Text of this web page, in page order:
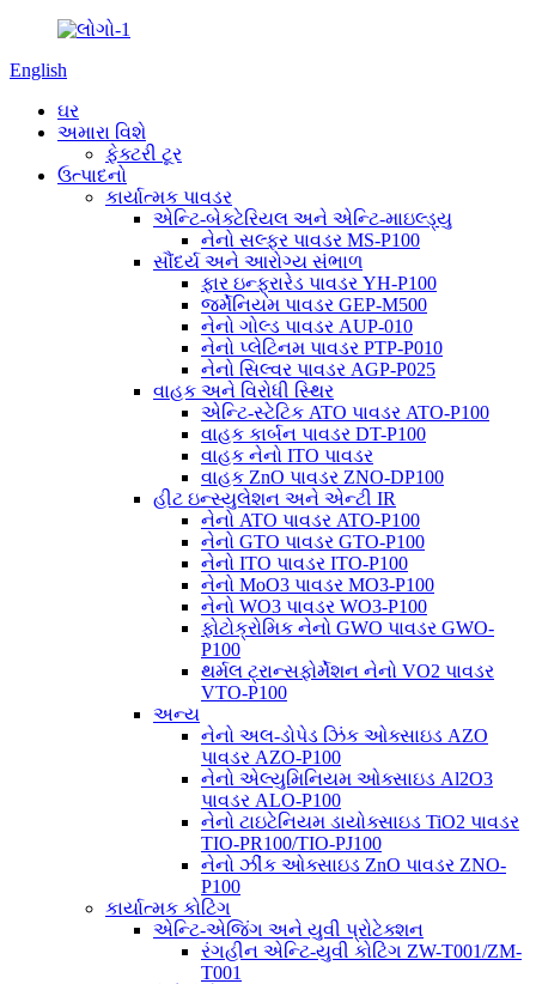
English
ઘર
અમારા વિશે
ફેક્ટરી ટૂર
ઉત્પાદનો
કાર્યાત્મક પાવડર
એન્ટિ-બેક્ટેરિયલ અને એન્ટિ-માઇલ્ડ્યુ
નેનો સલ્ફર પાવડર MS-P100
સૌંદર્ય અને આરોગ્ય સંભાળ
ફાર ઇન્ફ્રારેડ પાવડર YH-P100
જર્મેનિયમ પાવડર GEP-M500
નેનો ગોલ્ડ પાવડર AUP-010
નેનો પ્લેટિનમ પાવડર PTP-P010
નેનો સિલ્વર પાવડર AGP-P025
વાહક અને વિરોધી સ્થિર
એન્ટિ-સ્ટેટિક ATO પાવડર ATO-P100
વાહક કાર્બન પાવડર DT-P100
વાહક નેનો ITO પાવડર
વાહક ZnO પાવડર ZNO-DP100
હીટ ઇન્સ્યુલેશન અને એન્ટી IR
નેનો ATO પાવડર ATO-P100
નેનો GTO પાવડર GTO-P100
નેનો ITO પાવડર ITO-P100
નેનો MoO3 પાવડર MO3-P100
નેનો WO3 પાવડર WO3-P100
ફોટોક્રોમિક નેનો GWO પાવડર GWO-
P100
થર્મલ ટ્રાન્સફોર્મેશન નેનો VO2 પાવડર
VTO-P100
અન્ય
નેનો અલ-ડોપેડ ઝિંક ઓક્સાઇડ AZO
પાવડર AZO-P100
નેનો એલ્યુમિનિયમ ઓક્સાઇડ Al2O3
પાવડર ALO-P100
નેનો ટાઇટેનિયમ ડાયોક્સાઇડ TiO2 પાવડર
TIO-PR100/TIO-PJ100
નેનો ઝીંક ઓક્સાઇડ ZnO પાવડર ZNO-
P100
કાર્યાત્મક કોટિંગ
એન્ટિ-એજિંગ અને યુવી પ્રોટેક્શન
રંગહીન એન્ટિ-યુવી કોટિંગ ZW-T001/ZM-
T001